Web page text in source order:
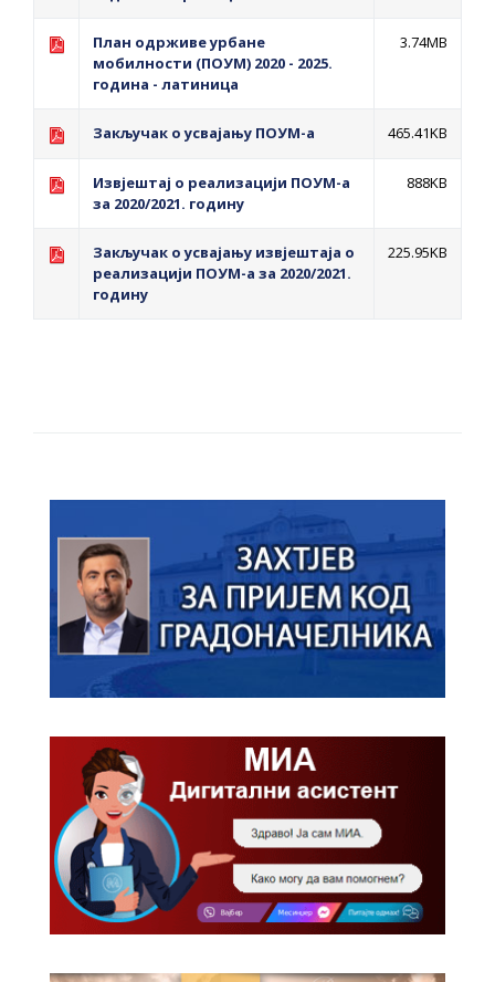
План одрживе урбане
мобилности (ПОУМ) 2020 - 2025.
година - латиница
3.74MB
Закључак о усвајању ПОУМ-a 465.41KB
Извјештај о реализацији ПОУМ-a
за 2020/2021. годину
888KB
Закључак о усвајању извјештаја о
реализацији ПОУМ-а за 2020/2021.
годину
225.95KB